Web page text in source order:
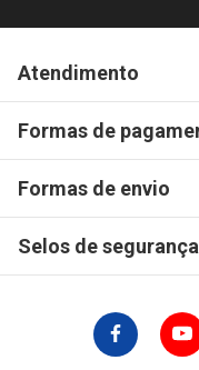
Atendimento
Formas de
Formas de envio
Selos de segurança